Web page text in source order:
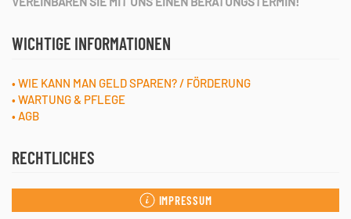
WICHTIGE INFORMATIONEN
• WIE KANN MAN GELD SPAREN? / FÖRDERUNG
• WARTUNG & PFLEGE
• AGB
RECHTLICHES
IMPRESSUM